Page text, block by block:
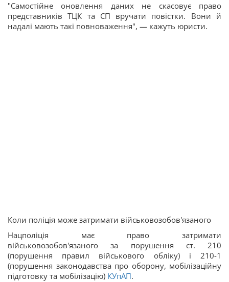
"Самостійне оновлення даних не скасовує право
представників ТЦК та СП вручати повістки. Вони й
надалі мають такі повноваження", — кажуть юристи.
Коли поліція може затримати військовозобов'язаного
Нацполіція має право затримати
військовозобов'язаного за порушення ст. 210
(порушення правил військового обліку) і 210-1
(порушення законодавства про оборону, мобілізаційну
підготовку та мобілізацію) КУпАП.